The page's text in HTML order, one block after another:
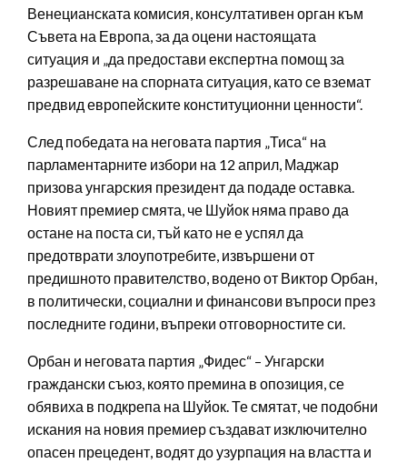
Венецианската комисия, консултативен орган към
Съвета на Европа, за да оцени настоящата
ситуация и „да предостави експертна помощ за
разрешаване на спорната ситуация, като се вземат
предвид европейските конституционни ценности“.
След победата на неговата партия „Тиса“ на
парламентарните избори на 12 април, Маджар
призова унгарския президент да подаде оставка.
Новият премиер смята, че Шуйок няма право да
остане на поста си, тъй като не е успял да
предотврати злоупотребите, извършени от
предишното правителство, водено от Виктор Орбан,
в политически, социални и финансови въпроси през
последните години, въпреки отговорностите си.
Орбан и неговата партия „Фидес“ – Унгарски
граждански съюз, която премина в опозиция, се
обявиха в подкрепа на Шуйок. Те смятат, че подобни
искания на новия премиер създават изключително
опасен прецедент, водят до узурпация на властта и